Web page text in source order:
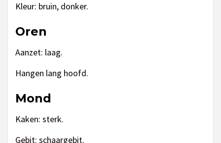
Kleur: bruin, donker.
Oren
Aanzet: laag.
Hangen lang hoofd.
Mond
Kaken: sterk.
Gebit: schaargebit.